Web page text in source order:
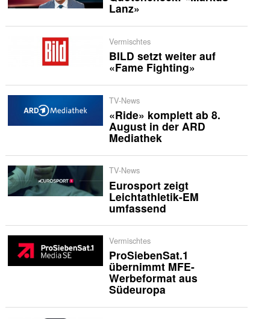
Lanz»
Vermischtes
BILD setzt weiter auf
«Fame Fighting»
TV-News
«Ride» komplett ab 8.
August in der ARD
Mediathek
TV-News
Eurosport zeigt
Leichtathletik-EM
umfassend
Vermischtes
ProSiebenSat.1
übernimmt MFE-
Werbeformat aus
Südeuropa